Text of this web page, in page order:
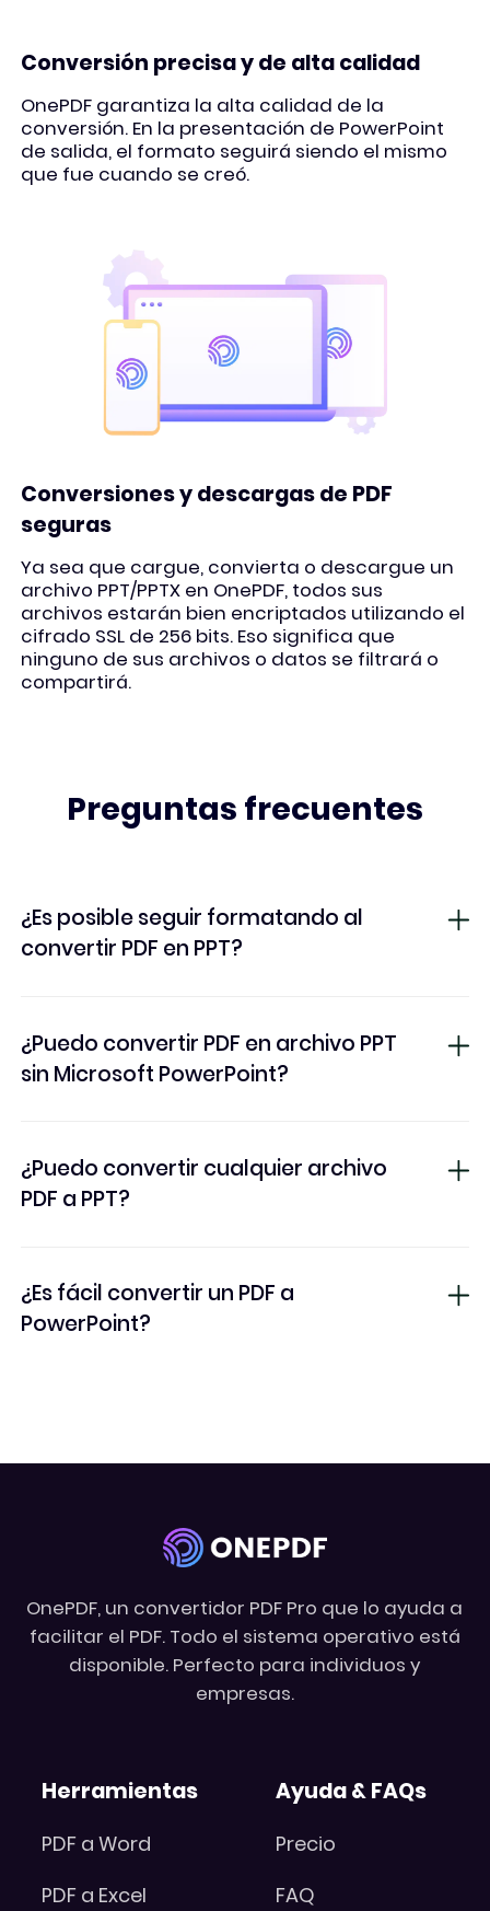
Conversión precisa y de alta calidad
OnePDF garantiza la alta calidad de la
conversión. En la presentación de PowerPoint
de salida, el formato seguirá siendo el mismo
que fue cuando se creó.
Conversiones y descargas de PDF
seguras
Ya sea que cargue, convierta o descargue un
archivo PPT/PPTX en OnePDF, todos sus
archivos estarán bien encriptados utilizando el
cifrado SSL de 256 bits. Eso significa que
ninguno de sus archivos o datos se filtrará o
compartirá.
Preguntas frecuentes
¿Es posible seguir formatando al
convertir PDF en PPT?
¿Puedo convertir PDF en archivo PPT
sin Microsoft PowerPoint?
¿Puedo convertir cualquier archivo
PDF a PPT?
¿Es fácil convertir un PDF a
PowerPoint?
OnePDF, un convertidor PDF Pro que lo ayuda a
facilitar el PDF. Todo el sistema operativo está
disponible. Perfecto para individuos y
empresas.
Herramientas
PDF a Word
PDF a Excel
Ayuda & FAQs
Precio
FAQ